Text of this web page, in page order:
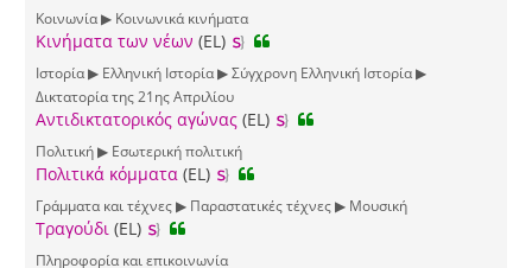
Κοινωνία ▶ Κοινωνικά κινήματα
Κινήματα των νέων (EL)
Ιστορία ▶ Ελληνική Ιστορία ▶ Σύγχρονη Ελληνική Ιστορία ▶
Δικτατορία της 21ης Απριλίου
Αντιδικτατορικός αγώνας (EL)
Πολιτική ▶ Εσωτερική πολιτική
Πολιτικά κόμματα (EL)
Γράμματα και τέχνες ▶ Παραστατικές τέχνες ▶ Μουσική
Τραγούδι (EL)
Πληροφορία και επικοινωνία